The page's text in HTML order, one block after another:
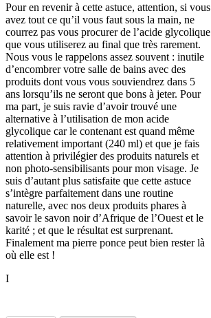
Pour en revenir à cette astuce, attention, si vous
avez tout ce qu’il vous faut sous la main, ne
courrez pas vous procurer de l’acide glycolique
que vous utiliserez au final que très rarement.
Nous vous le rappelons assez souvent : inutile
d’encombrer votre salle de bains avec des
produits dont vous vous souviendrez dans 5
ans lorsqu’ils ne seront que bons à jeter. Pour
ma part, je suis ravie d’avoir trouvé une
alternative à l’utilisation de mon acide
glycolique car le contenant est quand même
relativement important (240 ml) et que je fais
attention à privilégier des produits naturels et
non photo-sensibilisants pour mon visage. Je
suis d’autant plus satisfaite que cette astuce
s’intègre parfaitement dans une routine
naturelle, avec nos deux produits phares à
savoir le savon noir d’Afrique de l’Ouest et le
karité ; et que le résultat est surprenant.
Finalement ma pierre ponce peut bien rester là
où elle est !
I